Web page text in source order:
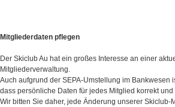
Mitgliederdaten pflegen
Der Skiclub Au hat ein großes Interesse an einer
Mitgliederverwaltung.
Auch aufgrund der SEPA-Umstellung im Bankwesen
dass persönliche Daten für jedes Mitglied korrekt
Wir bitten Sie daher, jede Änderung unserer Skiclub-